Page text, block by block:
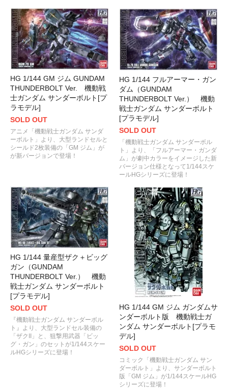
HG 1/144 GM ジム GUNDAM
THUNDERBOLT Ver. 機動戦
士ガンダム サンダーボルト[プ
ラモデル]
SOLD OUT
アニメ「機動戦士ガンダム サンダ
ーボルト」より、大型ランドセルと
シールド2枚装備の「GM ジム」が
が新バージョンで登場！
HG 1/144 フルアーマー・ガン
ダム（GUNDAM
THUNDERBOLT Ver.） 機動
戦士ガンダム サンダーボルト
[プラモデル]
SOLD OUT
「機動戦士ガンダム サンダーボル
ト」より、「フルアーマー・ガンダ
ム」が劇中カラーをイメージした新
バージョン仕様となって1/144スケ
ールHGシリーズに登場！
HG 1/144 量産型ザク＋ビッグ
ガン（GUNDAM
THUNDERBOLT Ver.） 機動
戦士ガンダム サンダーボルト
[プラモデル]
SOLD OUT
『機動戦士ガンダム サンダーボル
ト』より、大型ランドセル装備の
「ザクII」と、狙撃用武器「ビッ
グ・ガン」のセットが1/144スケー
ルHGシリーズに登場！
HG 1/144 GM ジム ガンダムサ
ンダーボルト版 機動戦士ガ
ンダム サンダーボルト[プラモ
デル]
SOLD OUT
コミック「機動戦士ガンダム サン
ダーボルト」より、サンダーボルト
版「GM ジム」が1/144スケールHG
シリーズに登場！